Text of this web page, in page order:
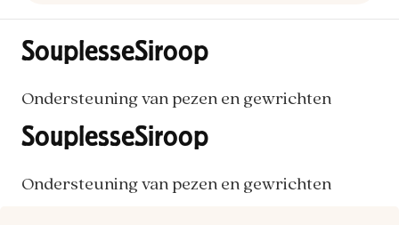
SouplesseSiroop
Ondersteuning van pezen en gewrichten
SouplesseSiroop
Ondersteuning van pezen en gewrichten